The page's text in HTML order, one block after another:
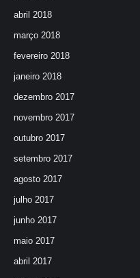
abril 2018
março 2018
fevereiro 2018
janeiro 2018
dezembro 2017
novembro 2017
outubro 2017
setembro 2017
agosto 2017
julho 2017
junho 2017
maio 2017
abril 2017